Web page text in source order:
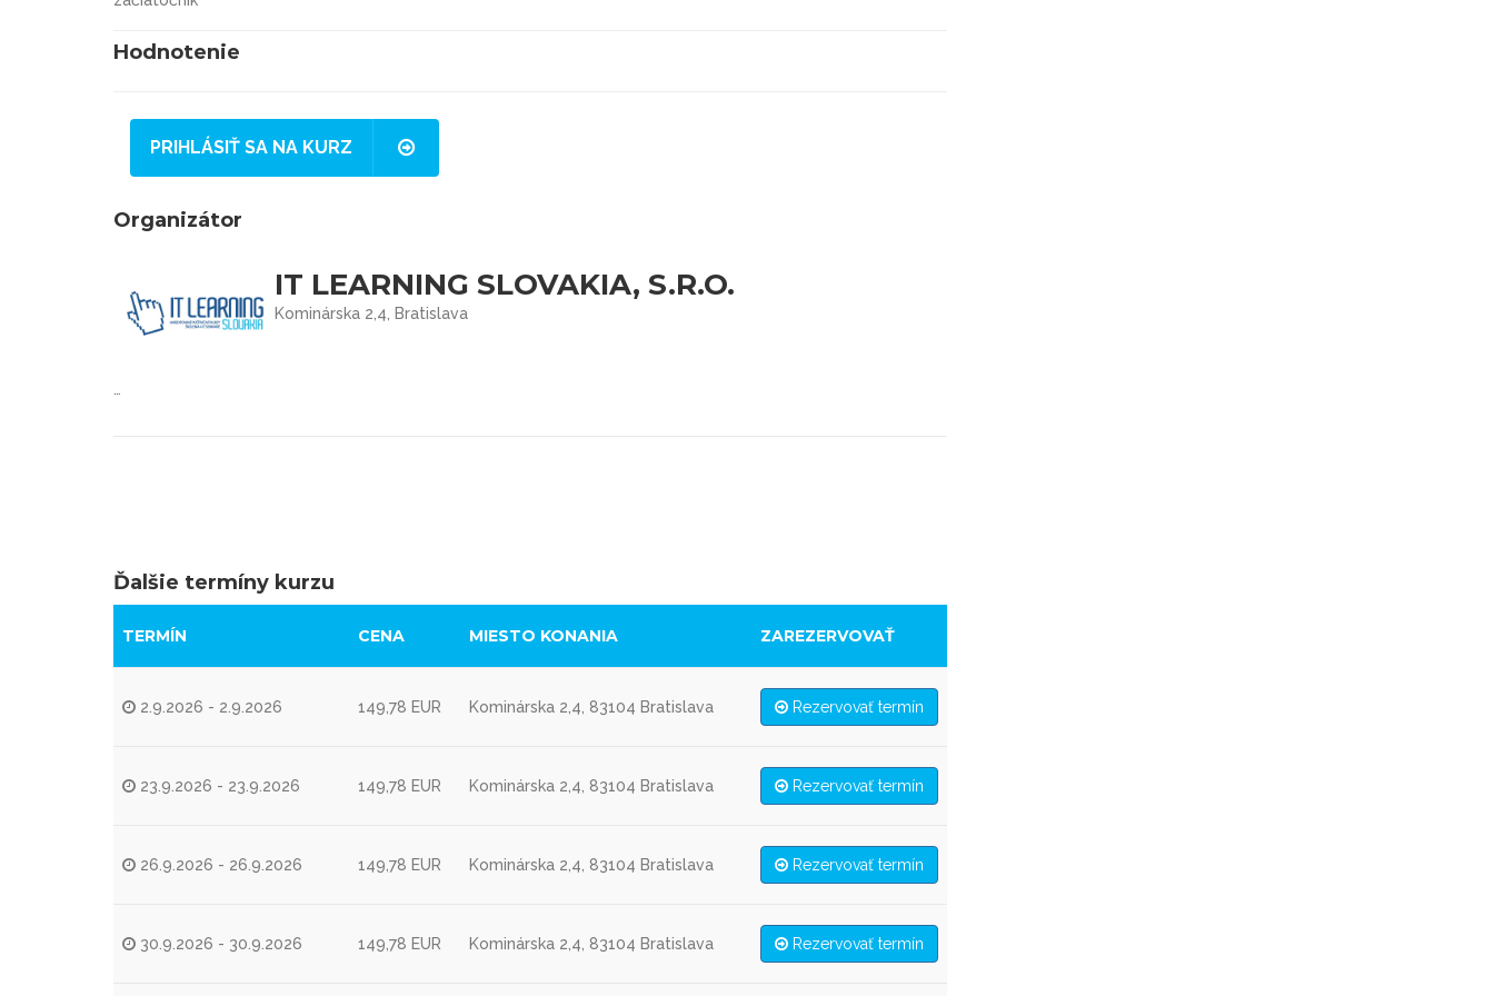
Hodnotenie
PRIHLÁSIŤ SA NA KURZ
Organizátor
IT LEARNING SLOVAKIA, S.R.O.
Kominárska 2,4, Bratislava
Ďalšie termíny kurzu
TERMÍN CENA MIESTO KONANIA ZAREZERVOVAŤ
2.9.2026 - 2.9.2026 149,78 EUR Kominárska 2,4, 83104 Bratislava Rezervovať termín
23.9.2026 - 23.9.2026 149,78 EUR Kominárska 2,4, 83104 Bratislava Rezervovať termín
26.9.2026 - 26.9.2026 149,78 EUR Kominárska 2,4, 83104 Bratislava Rezervovať termín
30.9.2026 - 30.9.2026 149,78 EUR Kominárska 2,4, 83104 Bratislava Rezervovať termín